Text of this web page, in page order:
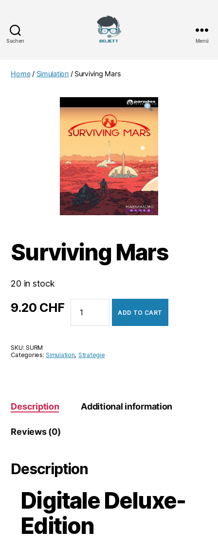
Suchen Menü
Home/ Simulation/ Surviving Mars
Surviving Mars
20 in stock
9.20 CHF
Mars
quantity
ADD TO CART
SKU:SURM
Categories:Simulation, Strategie
Description Additional information
Reviews (0)
Description
Digitale Deluxe-
Edition